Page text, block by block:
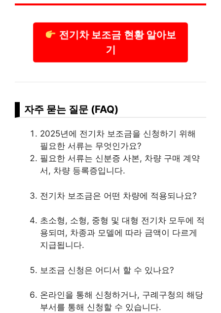
전기차 보조금 현황 알아보
기
자주 묻는 질문 (FAQ)
2025년에 전기차 보조금을 신청하기 위해
필요한 서류는 무엇인가요?
필요한 서류는 신분증 사본, 차량 구매 계약
서, 차량 등록증입니다.
전기차 보조금은 어떤 차량에 적용되나요?
초소형, 소형, 중형 및 대형 전기차 모두에 적
용되며, 차종과 모델에 따라 금액이 다르게
지급됩니다.
보조금 신청은 어디서 할 수 있나요?
온라인을 통해 신청하거나, 구례구청의 해당
부서를 통해 신청할 수 있습니다.